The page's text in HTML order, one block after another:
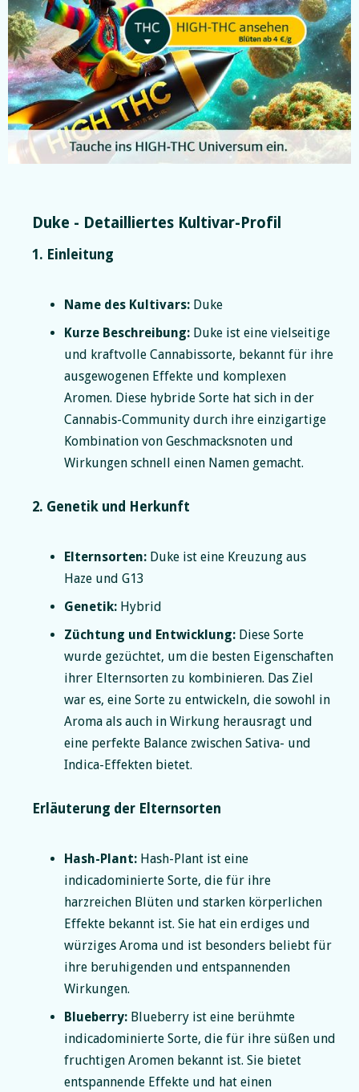
Duke - Detailliertes Kultivar-Profil
1. Einleitung
Name des Kultivars: Duke
Kurze Beschreibung: Duke ist eine vielseitige
und kraftvolle Cannabissorte, bekannt für ihre
ausgewogenen Effekte und komplexen
Aromen. Diese hybride Sorte hat sich in der
Cannabis-Community durch ihre einzigartige
Kombination von Geschmacksnoten und
Wirkungen schnell einen Namen gemacht.
2. Genetik und Herkunft
Elternsorten: Duke ist eine Kreuzung aus
Haze und G13
Genetik: Hybrid
Züchtung und Entwicklung: Diese Sorte
wurde gezüchtet, um die besten Eigenschaften
ihrer Elternsorten zu kombinieren. Das Ziel
war es, eine Sorte zu entwickeln, die sowohl in
Aroma als auch in Wirkung herausragt und
eine perfekte Balance zwischen Sativa- und
Indica-Effekten bietet.
Erläuterung der Elternsorten
Hash-Plant: Hash-Plant ist eine
indicadominierte Sorte, die für ihre
harzreichen Blüten und starken körperlichen
Effekte bekannt ist. Sie hat ein erdiges und
würziges Aroma und ist besonders beliebt für
ihre beruhigenden und entspannenden
Wirkungen.
Blueberry: Blueberry ist eine berühmte
indicadominierte Sorte, die für ihre süßen und
fruchtigen Aromen bekannt ist. Sie bietet
entspannende Effekte und hat einen